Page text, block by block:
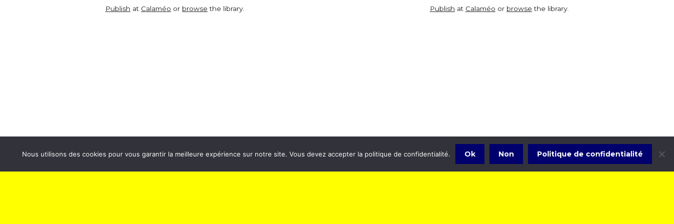
Publish at Calaméo or browse the library. Publish at Calaméo or browse the library.
Politique de confidentialité Politique de confidentialité
Nous utilisons des cookies pour vous garantir la meilleure expérience sur notre site. Vous devez accepter la politique de confidentialité. Ok Non Politique de confidentialité